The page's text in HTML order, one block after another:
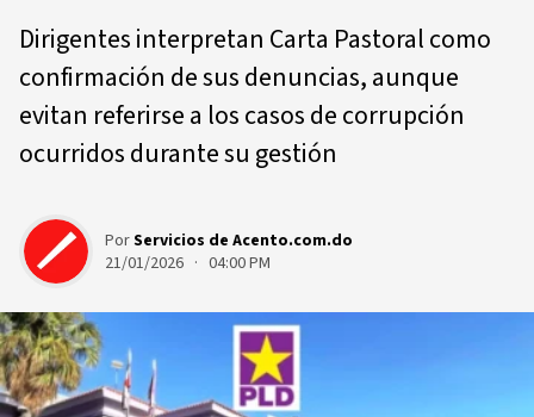
Dirigentes interpretan Carta Pastoral como
confirmación de sus denuncias, aunque
evitan referirse a los casos de corrupción
ocurridos durante su gestión
PorServicios de Acento.com.do
21/01/2026 · 04:00 PM